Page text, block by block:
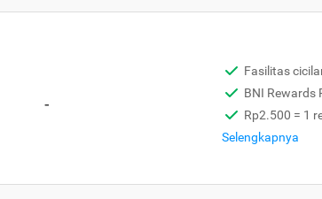
-
Fasilitas
BNI Rewards
Rp2.500 = 1
Selengkapnya